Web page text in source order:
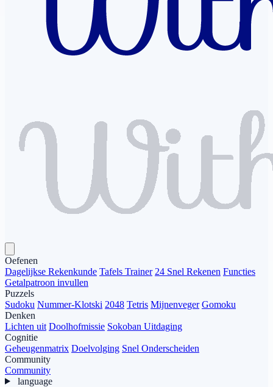
Oefenen
Dagelijkse Rekenkunde Tafels Trainer 24 Snel Rekenen Functies
Getalpatroon invullen
Puzzels
Sudoku Nummer-Klotski 2048 Tetris Mijnenveger Gomoku
Denken
Lichten uit Doolhofmissie Sokoban Uitdaging
Cognitie
Geheugenmatrix Doelvolging Snel Onderscheiden
Community
Community
language